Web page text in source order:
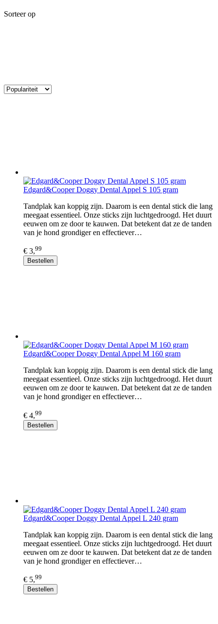
Sorteer op
Edgard&Cooper Doggy Dental Appel S 105 gram
Tandplak kan koppig zijn. Daarom is een dental stick die lang
meegaat essentieel. Onze sticks zijn luchtgedroogd. Het duurt
eeuwen om ze door te kauwen. Dat betekent dat ze de tanden
van je hond grondiger en effectiever…
€ 3,99
Bestellen
Edgard&Cooper Doggy Dental Appel M 160 gram
Tandplak kan koppig zijn. Daarom is een dental stick die lang
meegaat essentieel. Onze sticks zijn luchtgedroogd. Het duurt
eeuwen om ze door te kauwen. Dat betekent dat ze de tanden
van je hond grondiger en effectiever…
€ 4,99
Bestellen
Edgard&Cooper Doggy Dental Appel L 240 gram
Tandplak kan koppig zijn. Daarom is een dental stick die lang
meegaat essentieel. Onze sticks zijn luchtgedroogd. Het duurt
eeuwen om ze door te kauwen. Dat betekent dat ze de tanden
van je hond grondiger en effectiever…
€ 5,99
Bestellen